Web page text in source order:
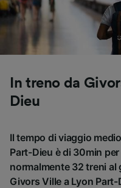
In treno da
Dieu
Il tempo di viaggio
Part-Dieu è di 30min
normalmente 32 treni al
Givors Ville a Lyon